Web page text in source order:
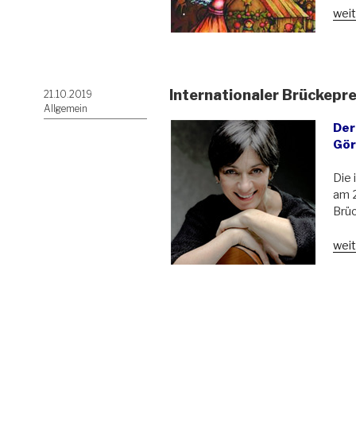
Veröffentlicht
am
21.10.2019
Allgemein
Internationaler
Die
am